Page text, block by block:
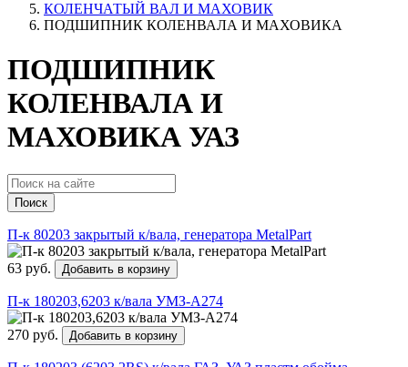
КОЛЕНЧАТЫЙ ВАЛ И МАХОВИК
ПОДШИПНИК КОЛЕНВАЛА И МАХОВИКА
ПОДШИПНИК
КОЛЕНВАЛА И
МАХОВИКА УАЗ
Поиск
П-к 80203 закрытый к/вала, генератора MetalPart
63 руб. Добавить в корзину
П-к 180203,6203 к/вала УМЗ-А274
270 руб. Добавить в корзину